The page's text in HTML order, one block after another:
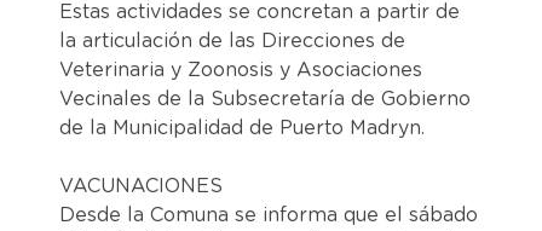
Estas actividades se concretan a partir de
la articulación de las Direcciones de
Veterinaria y Zoonosis y Asociaciones
Vecinales de la Subsecretaría de Gobierno
de la Municipalidad de Puerto Madryn.
VACUNACIONES
Desde la Comuna se informa que el sábado